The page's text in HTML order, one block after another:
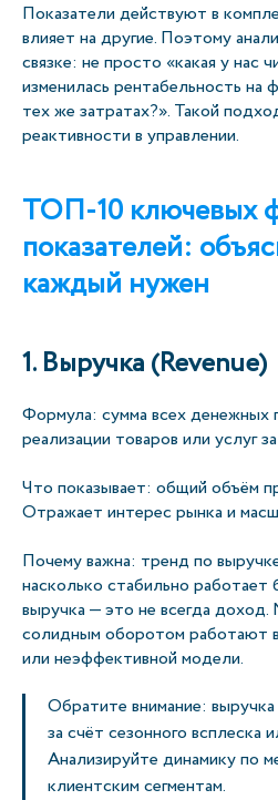
Показатели действуют в
влияет на другие. Поэтому
связке: не просто «какая у нас
изменилась рентабельность на
тех же затратах?». Такой
реактивности в управлении.
ТОП-10 ключевых
показателей:
каждый нужен
1. Выручка (Revenue)
Формула: сумма всех денежных
реализации товаров или услуг
Что показывает: общий объём
Отражает интерес рынка и
Почему важна: тренд по
насколько стабильно работает
выручка — это не всегда доход.
солидным оборотом работают
или неэффективной модели.
Обратите внимание:
за счёт сезонного всплеска
Анализируйте динамику по
клиентским сегментам.